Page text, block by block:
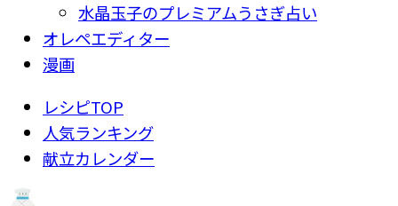
水晶玉子のプレミアムうさぎ占い
オレペエディター
漫画
レシピTOP
人気ランキング
献立カレンダー